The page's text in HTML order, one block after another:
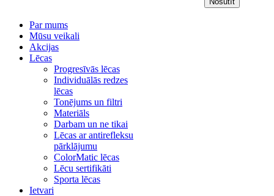
Par mums
Mūsu veikali
Akcijas
Lēcas
Progresīvās lēcas
Individuālās redzes
lēcas
Tonējums un filtri
Materiāls
Darbam un ne tikai
Lēcas ar antirefleksu
pārklājumu
ColorMatic lēcas
Lēcu sertifikāti
Sporta lēcas
Ietvari